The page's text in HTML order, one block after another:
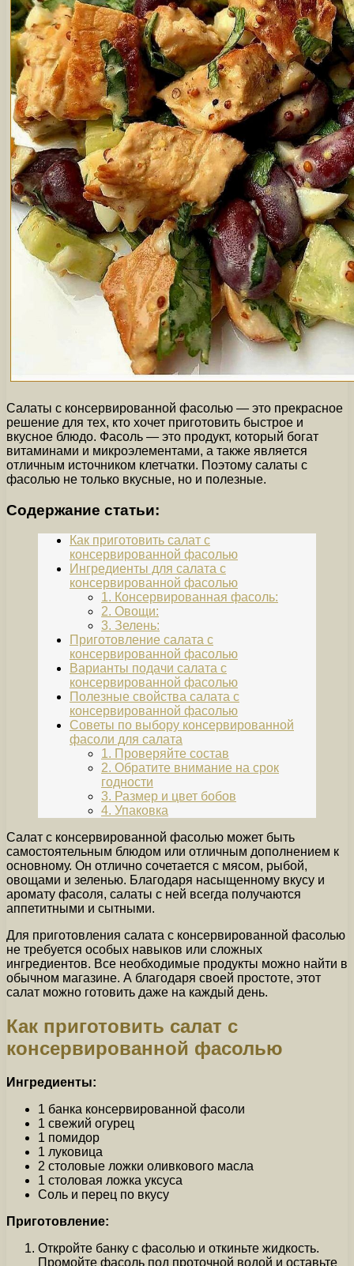
Салаты с консервированной фасолью — это прекрасное
решение для тех, кто хочет приготовить быстрое и
вкусное блюдо. Фасоль — это продукт, который богат
витаминами и микроэлементами, а также является
отличным источником клетчатки. Поэтому салаты с
фасолью не только вкусные, но и полезные.
Содержание статьи:
Как приготовить салат с
консервированной фасолью
Ингредиенты для салата с
консервированной фасолью
1. Консервированная фасоль:
2. Овощи:
3. Зелень:
Приготовление салата с
консервированной фасолью
Варианты подачи салата с
консервированной фасолью
Полезные свойства салата с
консервированной фасолью
Советы по выбору консервированной
фасоли для салата
1. Проверяйте состав
2. Обратите внимание на срок
годности
3. Размер и цвет бобов
4. Упаковка
Салат с консервированной фасолью может быть
самостоятельным блюдом или отличным дополнением к
основному. Он отлично сочетается с мясом, рыбой,
овощами и зеленью. Благодаря насыщенному вкусу и
аромату фасоля, салаты с ней всегда получаются
аппетитными и сытными.
Для приготовления салата с консервированной фасолью
не требуется особых навыков или сложных
ингредиентов. Все необходимые продукты можно найти в
обычном магазине. А благодаря своей простоте, этот
салат можно готовить даже на каждый день.
Как приготовить салат с
консервированной фасолью
Ингредиенты:
1 банка консервированной фасоли
1 свежий огурец
1 помидор
1 луковица
2 столовые ложки оливкового масла
1 столовая ложка уксуса
Соль и перец по вкусу
Приготовление:
Откройте банку с фасолью и откиньте жидкость.
Промойте фасоль под проточной водой и оставьте